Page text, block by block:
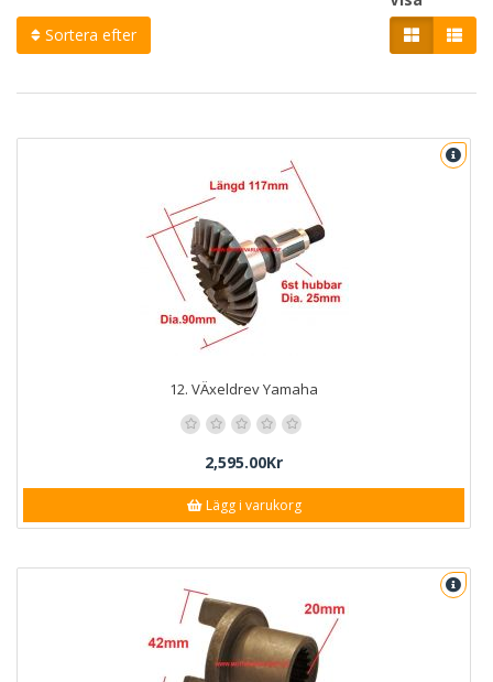
Sortera efter
12. VÄxeldrev Yamaha
2,595.00Kr
Lägg i varukorg